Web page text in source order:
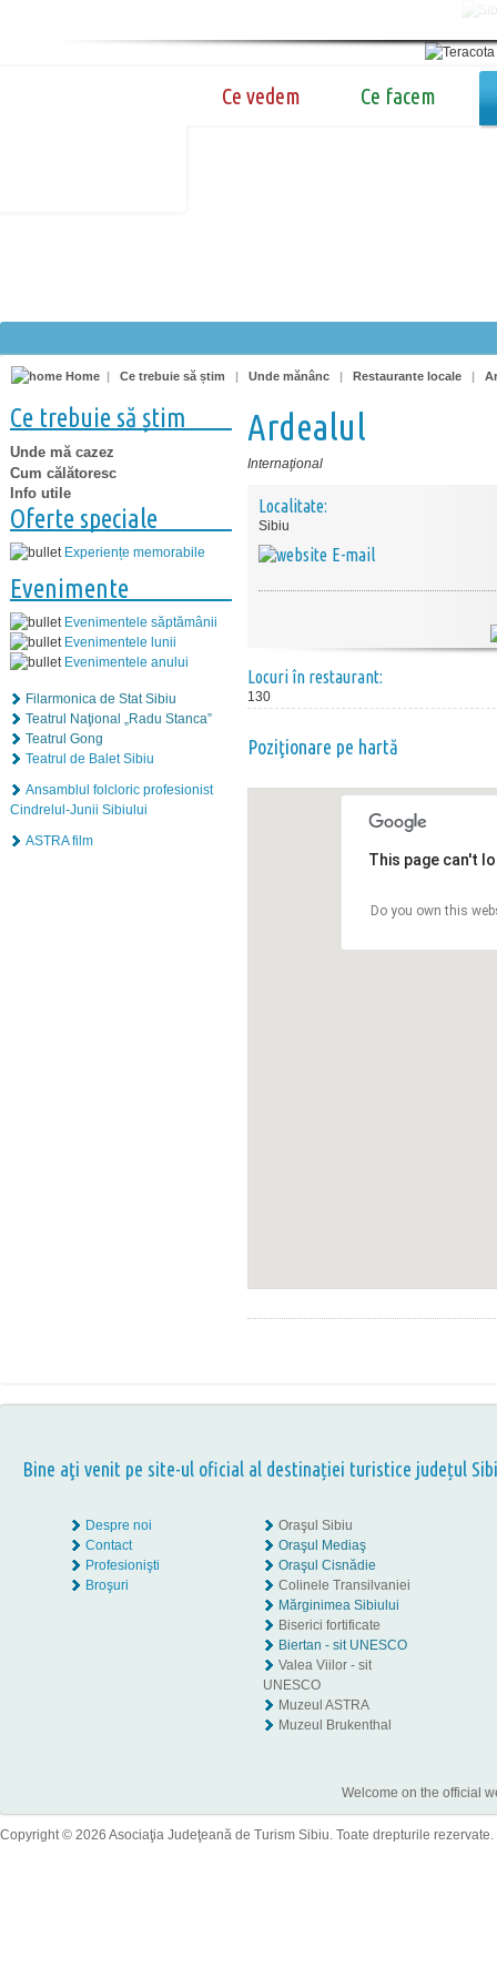
Ce vedem Ce facem
Home | Ce trebuie să știm | Unde mănânc | Restaurante locale |
Ce trebuie să știm
Unde mă cazez
Cum călătoresc
Info utile
Oferte speciale
Experiențe memorabile
Evenimente
Evenimentele săptămânii
Evenimentele lunii
Evenimentele anului
Filarmonica de Stat Sibiu
Teatrul Naţional „Radu Stanca”
Teatrul Gong
Teatrul de Balet Sibiu
Ansamblul folcloric profesionist
Cindrelul-Junii Sibiului
ASTRA film
Ardealul
Internaţional
Localitate:
Sibiu
E-mail
Locuri în restaurant:
130
Poziţionare pe hartă
This page can't
Do you own this
Bine aţi venit pe site-ul oficial al destinației turistice județul
Despre noi
Contact
Profesionişti
Broşuri
Oraşul Sibiu
Oraşul Mediaş
Oraşul Cisnădie
Colinele Transilvaniei
Mărginimea Sibiului
Biserici fortificate
Biertan - sit UNESCO
Valea Viilor - sit
UNESCO
Muzeul ASTRA
Muzeul Brukenthal
Welcome on the official
Copyright © 2026 Asociaţia Judeţeană de Turism Sibiu. Toate drepturile rezervate.